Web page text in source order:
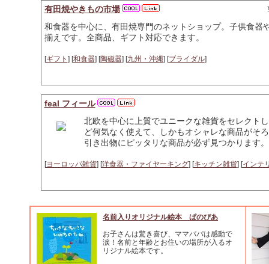
有田焼やきもの市場
和食器を中心に、有田焼専門のネットショップ。子供食器
揃えです。全商品、ギフト対応できます。
[ギフト ] [和食器] [陶磁器] [九州・沖縄] [ブライダル]
feal フィール
北欧を中心に上質でユニークな雑貨をセレクト
ど何気なく使えて、しかもオシャレな商品がそ
引き出物にピッタリな商品が必ず見つかります。
[ヨーロッパ雑貨] [洋食器・ファイヤーキング] [キッチン雑貨] [インテ
名前入りオリジナル絵本 ぱのぴあ
お子さんは驚き喜び、ママパパは感動で
涙！名前と年齢とお住いの場所が入るオ
リジナル絵本です。